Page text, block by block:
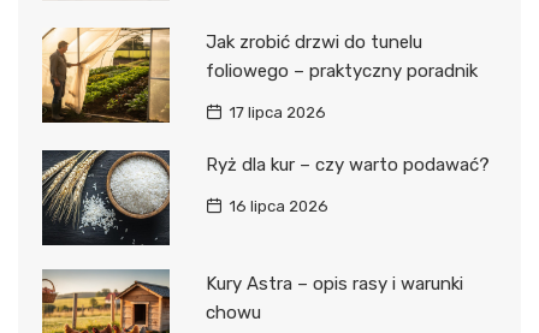
Jak zrobić drzwi do tunelu
foliowego – praktyczny poradnik
17 lipca 2026
Ryż dla kur – czy warto podawać?
16 lipca 2026
Kury Astra – opis rasy i warunki
chowu